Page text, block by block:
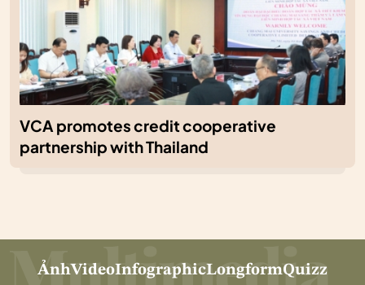
VCA promotes credit cooperative
partnership with Thailand
ẢnhVideoInfographicLongformQuizz